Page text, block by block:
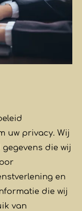
uw privacy. Wij
die wij
en
die wij
van